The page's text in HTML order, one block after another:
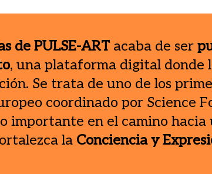
de PULSE-ART acaba de ser
, una plataforma digital donde
Se trata de uno de los
coordinado por Science
importante en el camino hacia
la Conciencia y